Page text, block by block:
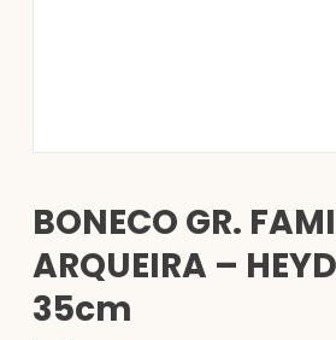
BONECO GR.
ARQUEIRA –
35cm